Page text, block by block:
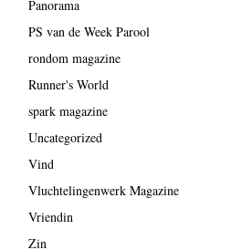
Panorama
PS van de Week Parool
rondom magazine
Runner's World
spark magazine
Uncategorized
Vind
Vluchtelingenwerk Magazine
Vriendin
Zin